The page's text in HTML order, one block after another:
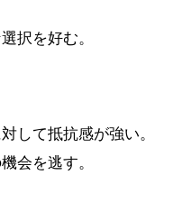
択を好む。
して抵抗感が強い。
会を逃す。